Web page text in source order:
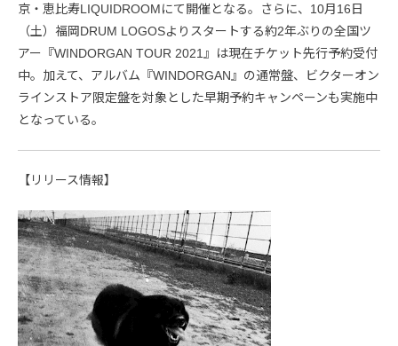
京・恵比寿LIQUIDROOMにて開催となる。さらに、10月16日
（土）福岡DRUM LOGOSよりスタートする約2年ぶりの全国ツ
アー『WINDORGAN TOUR 2021』は現在チケット先行予約受付
中。加えて、アルバム『WINDORGAN』の通常盤、ビクターオン
ラインストア限定盤を対象とした早期予約キャンペーンも実施中
となっている。
【リリース情報】